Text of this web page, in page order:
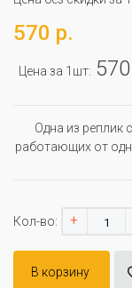
570 р.
Цена за 1шт:
Одна из реплик
работающих от
Кол-во: +
В корзину